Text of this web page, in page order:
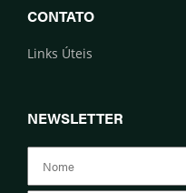
CONTATO
Links Úteis
NEWSLETTER